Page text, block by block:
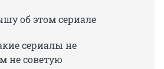
об этом сериале
сериалы не
не советую